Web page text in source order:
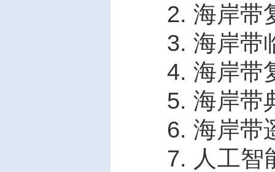
2. 海岸带
3. 海岸带
4. 海岸带
5. 海岸带
6. 海岸带
7. 人工智